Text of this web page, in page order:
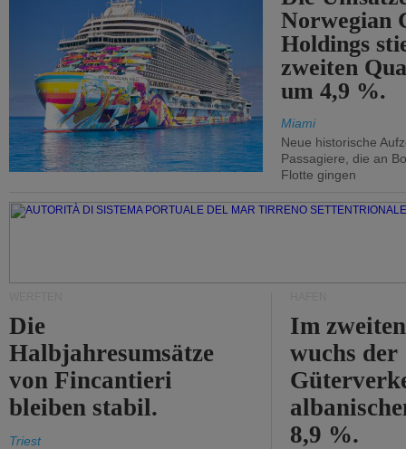
Norwegian
Holdings
zweiten
um 4,9 %.
Miami
Neue historische
Passagiere, die an
Flotte gingen
Die
Halbjahresumsätze
von Fincantieri
bleiben stabil.
Triest
Im
wuchs der
8,9 %.